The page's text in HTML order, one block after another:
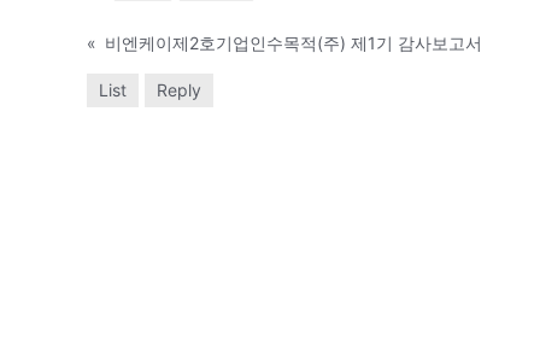
« 비엔케이제2호기업인수목적(주) 제1기 감사보고서
List Reply